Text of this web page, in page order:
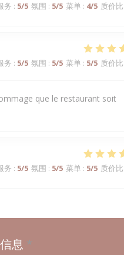
务 : 5/5 氛围 : 5/5 菜单 : 4/5 质价比
务 : 5/5 氛围 : 5/5 菜单 : 5/5 质价比
que le restaurant soit
务 : 5/5 氛围 : 5/5 菜单 : 5/5 质价比
息 *